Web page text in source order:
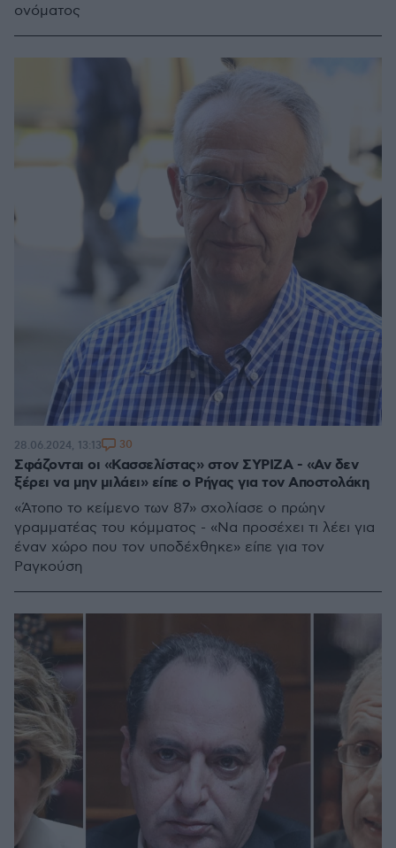
ονόματος
Σφάζονται οι «Κασσελίστας» στον ΣΥΡΙΖΑ - «Αν δεν
ξέρει να μην μιλάει» είπε ο Ρήγας για τον Αποστολάκη
«Άτοπο το κείμενο των 87» σχολίασε ο πρώην
γραμματέας του κόμματος - «Να προσέχει τι λέει για
έναν χώρο που τον υποδέχθηκε» είπε για τον
Ραγκούση
28.06.2024, 13:13 30